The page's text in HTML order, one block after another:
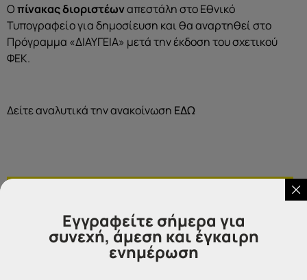
Οπίνακας διοριστέωναπεστάλη στο Εθνικό
Τυπογραφείο για δημοσίευση και θα αναρτηθεί στο
Πρόγραμμα «ΔΙΑΥΓΕΙΑ» μετά την έκδοση του σχετικού
ΦΕΚ.
Δείτε αναλυτικά την ανακοίνωση ΕΔΩ
Εγγραφείτε σήμερα για
συνεχή, άμεση και έγκαιρη
ενημέρωση